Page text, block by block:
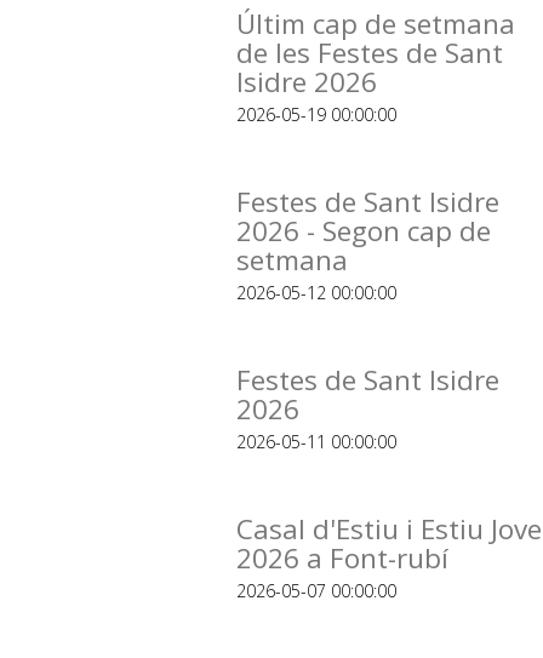
Últim cap de setmana
de les Festes de Sant
Isidre 2026
2026-05-19 00:00:00
Festes de Sant Isidre
2026 - Segon cap de
setmana
2026-05-12 00:00:00
Festes de Sant Isidre
2026
2026-05-11 00:00:00
Casal d'Estiu i Estiu Jove
2026 a Font-rubí
2026-05-07 00:00:00